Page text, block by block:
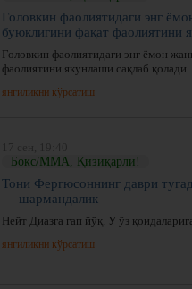
Головкин фаолиятидаги энг
буюклигини фақат фаолиятини
Головкин фаолиятидаги энг ёмон
фаолиятини якунлаши сақлаб
янгиликни кўрсатиш
Бокс/ММА, Қизиқарли!
Тони Фергюсоннинг даври
— шармандалик
Нейт Диазга гап йўқ. У ўз
янгиликни кўрсатиш